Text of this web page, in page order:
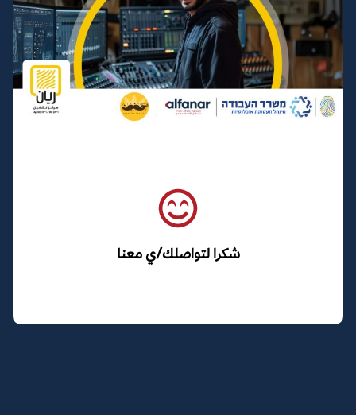
شكرا لتواصلك/ي معنا